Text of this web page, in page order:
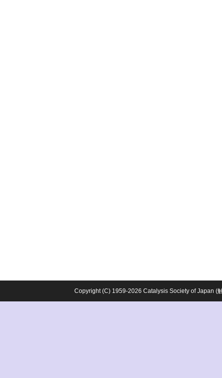
Copyright (C) 1959-2026 Catalysis Society of Japan (